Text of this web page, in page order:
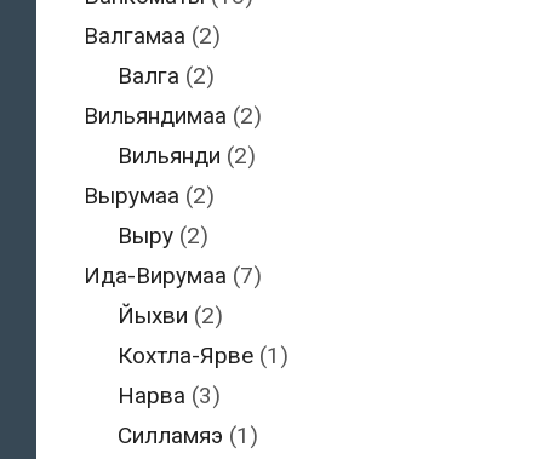
Валгамаа (2)
Валга (2)
Вильяндимаа (2)
Вильянди (2)
Вырумаа (2)
Выру (2)
Ида-Вирумаа (7)
Йыхви (2)
Кохтла-Ярве (1)
Нарва (3)
Силламяэ (1)